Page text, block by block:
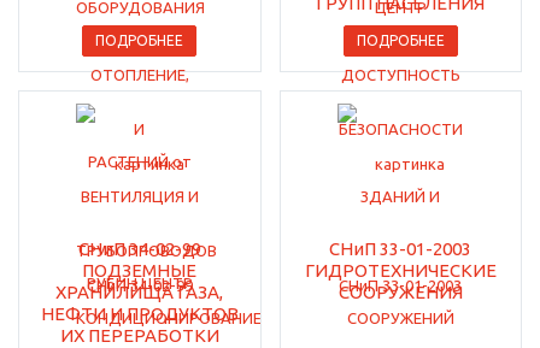
ПОДРОБНЕЕ ПОДРОБНЕЕ
СНиП 34-02-99
ПОДЗЕМНЫЕ
ХРАНИЛИЩА ГАЗА,
НЕФТИ И ПРОДУКТОВ
ИХ ПЕРЕРАБОТКИ
СНиП 33-01-2003
ГИДРОТЕХНИЧЕСКИЕ
СООРУЖЕНИЯ